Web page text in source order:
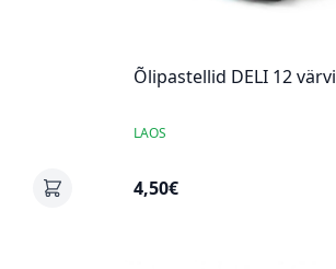
Õlipastellid DELI 12 värvi
LAOS
4,50€